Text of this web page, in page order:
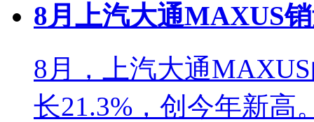
8月上汽大通MAXUS
8月，上汽大通
长21.3%，创今年新高